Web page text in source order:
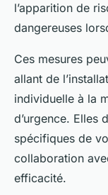
l’apparition de
dangereuses
Ces mesures
allant de
individuelle à la
d’urgence. Elles
spécifiques de
collaboration
efficacité.